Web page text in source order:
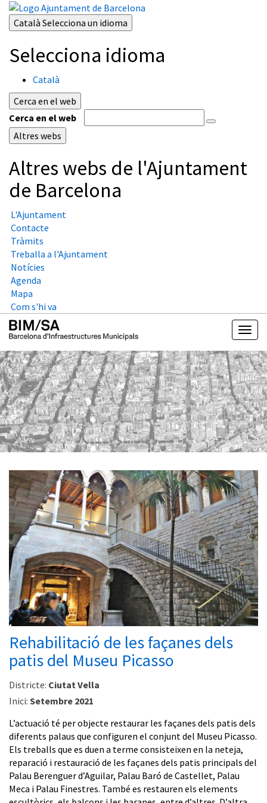
Català Selecciona un idioma
Selecciona idioma
Català
Cerca en el web
Cerca en el web
Altres webs
Altres webs de l'Ajuntament
de Barcelona
L'Ajuntament
Contacte
Tràmits
Treballa a l'Ajuntament
Notícies
Agenda
Mapa
Com s'hi va
Rehabilitació de les façanes dels
patis del Museu Picasso
Districte: Ciutat Vella
Inici: Setembre 2021
L’actuació té per objecte restaurar les façanes dels patis dels
diferents palaus que configuren el conjunt del Museu Picasso.
Els treballs que es duen a terme consisteixen en la neteja,
reparació i restauració de les façanes dels patis principals del
Palau Berenguer d’Aguilar, Palau Baró de Castellet, Palau
Meca i Palau Finestres. També es restauren els elements